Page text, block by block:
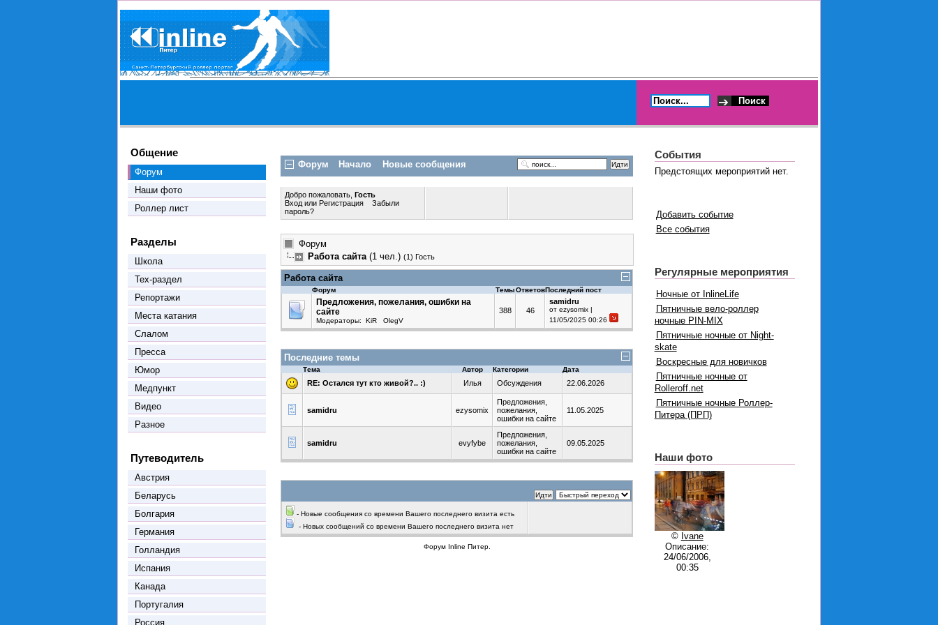
Общение
Форум
Наши фото
Роллер лист
Разделы
Школа
Тех-раздел
Репортажи
Места катания
Слалом
Пресса
Юмор
Медпункт
Видео
Разное
Путеводитель
Австрия
Беларусь
Болгария
Германия
Голландия
Испания
Канада
Португалия
Россия
Форум Начало Новые сообщения
Добро пожаловать, Гость
Вход или Регистрация
Забыли
пароль?
Форум
Работа сайта (1 чел.) (1) Гость
Работа сайта
Форум ТемыОтветовПоследний пост
Предложения, пожелания, ошибки на
сайте
Модераторы: KiR OlegV
388 46
samidru
от ezysomix |
11/05/2025 00:26
Последние темы
Тема Автор Категории Дата
RE: Остался тут кто живой?.. :) Илья Обсуждения 22.06.2026
samidru ezysomix
Предложения,
пожелания,
ошибки на сайте
11.05.2025
samidru evyfybe
Предложения,
пожелания,
ошибки на сайте
09.05.2025
- Новые сообщения со времени Вашего последнего визита есть
- Новых сообщений со времени Вашего последнего визита нет
Форум Inline Питер.
События
Предстоящих мероприятий нет.
Добавить событие
Все события
Регулярные мероприятия
Ночные от InlineLife
Пятничные вело-роллер
ночные PIN-MIX
Пятничные ночные от Night-
skate
Воскресные для новичков
Пятничные ночные от
Rolleroff.net
Пятничные ночные Роллер-
Питера (ПРП)
Наши фото
© Ivane
Описание:
24/06/2006,
00:35